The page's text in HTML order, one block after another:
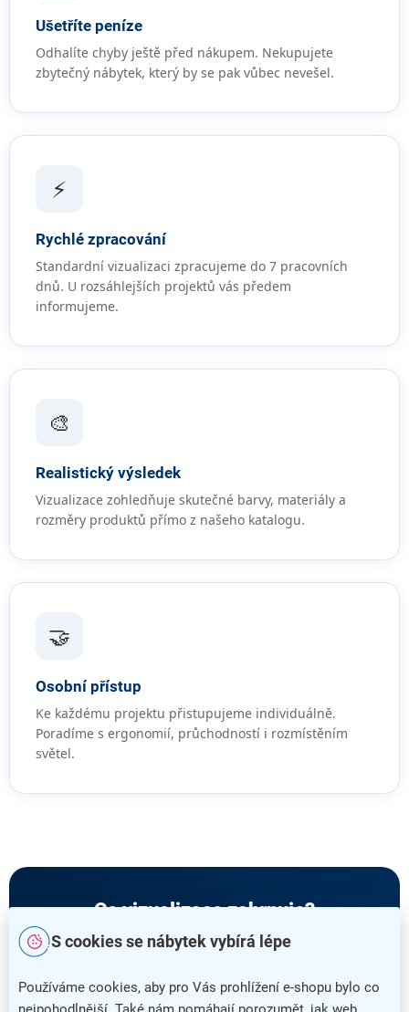
S cookies se nábytek vybírá lépe
Používáme cookies, aby pro Vás prohlížení e-shopu bylo co
Ušetříte peníze
Odhalíte chyby ještě před nákupem. Nekupujete
zbytečný nábytek, který by se pak vůbec nevešel.
⚡
Rychlé zpracování
Standardní vizualizaci zpracujeme do 7 pracovních
dnů. U rozsáhlejších projektů vás předem
informujeme.
🎨
Realistický výsledek
Vizualizace zohledňuje skutečné barvy, materiály a
rozměry produktů přímo z našeho katalogu.
🤝
Osobní přístup
Ke každému projektu přistupujeme individuálně.
Poradíme s ergonomií, průchodností i rozmístěním
světel.
Co vizualizace zahrnuje?
✓ Půdorys s rozmístěním nábytku